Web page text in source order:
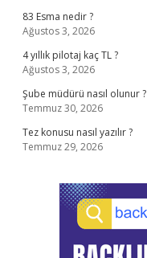
83 Esma nedir ?
Ağustos 3, 2026
4 yıllık pilotaj kaç TL ?
Ağustos 3, 2026
Şube müdürü nasıl olunur ?
Temmuz 30, 2026
Tez konusu nasıl yazılır ?
Temmuz 29, 2026